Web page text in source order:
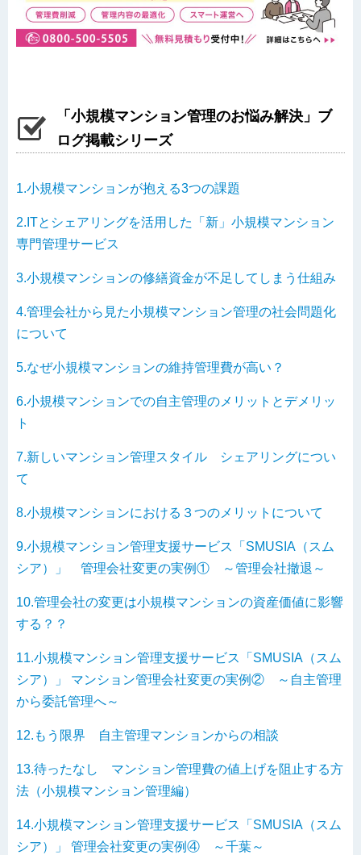
「小規模マンション管理のお悩み解決」ブ
ログ掲載シリーズ
1.小規模マンションが抱える3つの課題
2.ITとシェアリングを活用した「新」小規模マンション
専門管理サービス
3.小規模マンションの修繕資金が不足してしまう仕組み
4.管理会社から見た小規模マンション管理の社会問題化
について
5.なぜ小規模マンションの維持管理費が高い？
6.小規模マンションでの自主管理のメリットとデメリッ
ト
7.新しいマンション管理スタイル シェアリングについ
て
8.小規模マンションにおける３つのメリットについて
9.小規模マンション管理支援サービス「SMUSIA（スム
シア）」 管理会社変更の実例① ～管理会社撤退～
10.管理会社の変更は小規模マンションの資産価値に影響
する？？
11.小規模マンション管理支援サービス「SMUSIA（スム
シア）」 マンション管理会社変更の実例② ～自主管理
から委託管理へ～
12.もう限界 自主管理マンションからの相談
13.待ったなし マンション管理費の値上げを阻止する方
法（小規模マンション管理編）
14.小規模マンション管理支援サービス「SMUSIA（スム
シア）」 管理会社変更の実例④ ～千葉～